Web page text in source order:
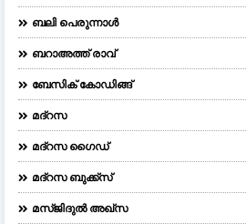
ബലി പെരുന്നാള്‍
ബറാഅത്ത് രാവ്
ബേസിക് കോഡിങ്ങ്
മദ്റസ
മദ്‌റസ ഗൈഡ്
മദ്റസ ബുക്ക്സ്
മസ്ജിദുല്‍ അഖ്‌സ